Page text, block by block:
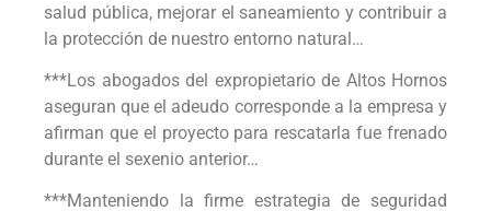
salud pública, mejorar el saneamiento y contribuir a
la protección de nuestro entorno natural…
***Los abogados del expropietario de Altos Hornos
aseguran que el adeudo corresponde a la empresa y
afirman que el proyecto para rescatarla fue frenado
durante el sexenio anterior…
***Manteniendo la firme estrategia de seguridad